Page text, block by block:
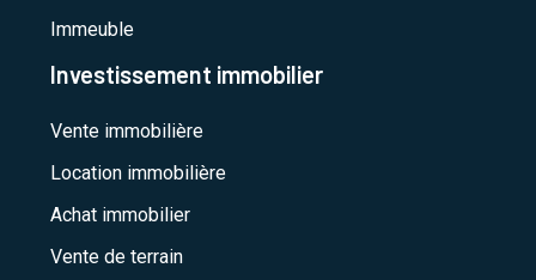
Immeuble
Investissement immobilier
Vente immobilière
Location immobilière
Achat immobilier
Vente de terrain